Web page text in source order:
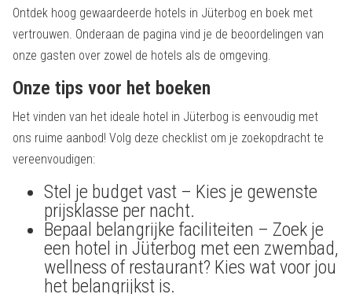
Ontdek hoog gewaardeerde hotels in Jüterbog en boek met
vertrouwen. Onderaan de pagina vind je de beoordelingen van
onze gasten over zowel de hotels als de omgeving.
Onze tips voor het boeken
Het vinden van het ideale hotel in Jüterbog is eenvoudig met
ons ruime aanbod! Volg deze checklist om je zoekopdracht te
vereenvoudigen:
Stel je budget vast – Kies je gewenste
prijsklasse per nacht.
Bepaal belangrijke faciliteiten – Zoek je
een hotel in Jüterbog met een zwembad,
wellness of restaurant? Kies wat voor jou
het belangrijkst is.